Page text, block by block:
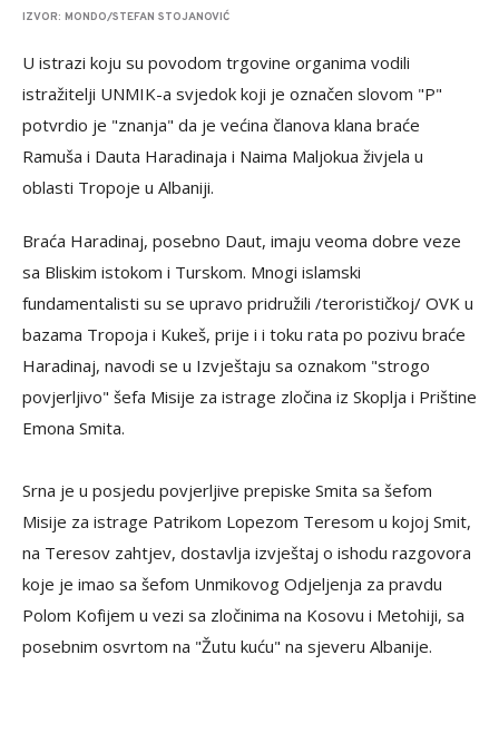
IZVOR: MONDO/STEFAN STOJANOVIĆ
U istrazi koju su povodom trgovine organima vodili
istražitelji UNMIK-a svjedok koji je označen slovom "P"
potvrdio je "znanja" da je većina članova klana braće
Ramuša i Dauta Haradinaja i Naima Maljokua živjela u
oblasti Tropoje u Albaniji.
Braća Haradinaj, posebno Daut, imaju veoma dobre veze
sa Bliskim istokom i Turskom. Mnogi islamski
fundamentalisti su se upravo pridružili /terorističkoj/ OVK u
bazama Tropoja i Kukeš, prije i i toku rata po pozivu braće
Haradinaj, navodi se u Izvještaju sa oznakom "strogo
povjerljivo" šefa Misije za istrage zločina iz Skoplja i Prištine
Emona Smita.
Srna je u posjedu povjerljive prepiske Smita sa šefom
Misije za istrage Patrikom Lopezom Teresom u kojoj Smit,
na Teresov zahtjev, dostavlja izvještaj o ishodu razgovora
koje je imao sa šefom Unmikovog Odjeljenja za pravdu
Polom Kofijem u vezi sa zločinima na Kosovu i Metohiji, sa
posebnim osvrtom na "Žutu kuću" na sjeveru Albanije.